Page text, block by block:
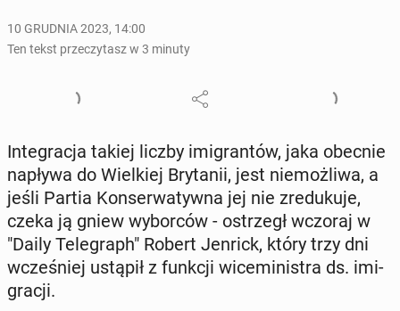
10 GRUDNIA 2023, 14:00
Ten tekst przeczytasz w 3 minuty
In­te­gra­cja takiej liczby imi­gran­tów, jaka obecnie
napływa do Wiel­kiej Bry­ta­nii, jest nie­moż­li­wa, a
jeśli Partia Kon­ser­wa­tyw­na jej nie zre­du­ku­je,
czeka ją gniew wy­bor­ców - ostrzegł wczoraj w
"Daily Te­le­graph" Robert Jenrick, który trzy dni
wcze­śniej ustąpił z funkcji wi­ce­mi­ni­stra ds. imi­
gra­cji.